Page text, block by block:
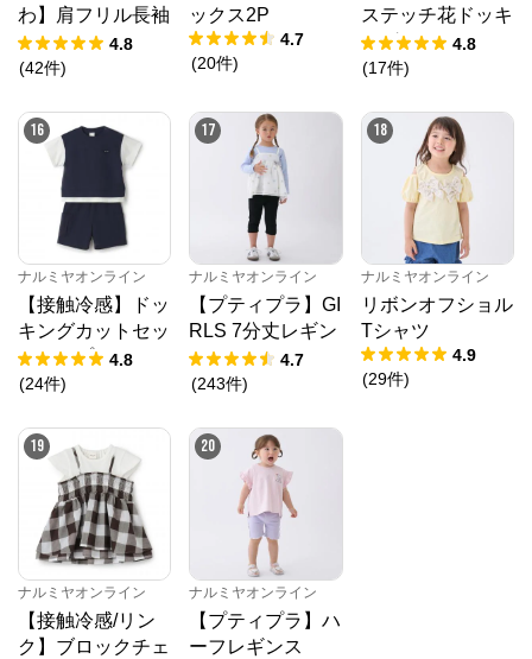
わ】肩フリル長袖
Tシャツ
4.8
(42件)
ックス2P
4.7
(20件)
ステッチ花ドッキ
ングTシャツ
4.8
(17件)
16
ナルミヤオンライン
【接触冷感】ドッ
キングカットセッ
トアップ
4.8
(24件)
17
ナルミヤオンライン
【プティプラ】GI
RLS 7分丈レギン
ス
4.7
(243件)
18
ナルミヤオンライン
リボンオフショル
Tシャツ
4.9
(29件)
19
ナルミヤオンライン
【接触冷感/リン
ク】ブロックチェ
20
ナルミヤオンライン
【プティプラ】ハ
ーフレギンス